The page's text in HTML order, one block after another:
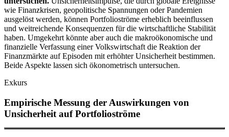
wie Finanzkrisen, geopolitische Spannungen oder Pandemien
ausgelöst werden, können Portfolioströme erheblich beeinflussen
und weitreichende Konsequenzen für die wirtschaftliche Stabilität
haben. Umgekehrt könnte aber auch die makroökonomische und
finanzielle Verfassung einer Volkswirtschaft die Reaktion der
Finanzmärkte auf Episoden mit erhöhter Unsicherheit bestimmen.
Beide Aspekte lassen sich ökonometrisch untersuchen.
Exkurs
Empirische Messung der Auswirkungen von
Unsicherheit auf Portfolioströme